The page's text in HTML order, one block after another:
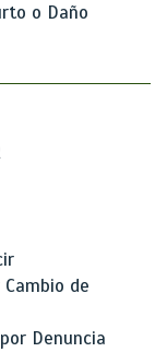
o Daño
de
Denuncia